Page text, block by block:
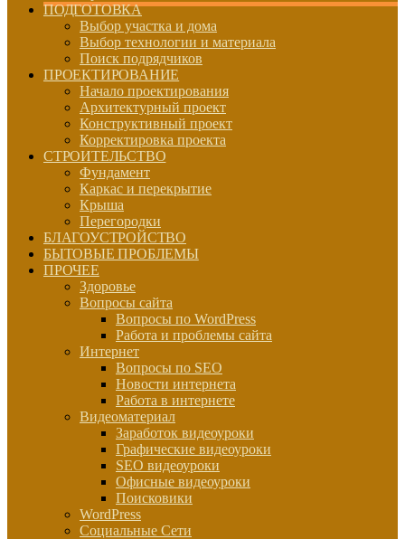
ПОДГОТОВКА
Выбор участка и дома
Выбор технологии и материала
Поиск подрядчиков
ПРОЕКТИРОВАНИЕ
Начало проектирования
Архитектурный проект
Конструктивный проект
Корректировка проекта
СТРОИТЕЛЬСТВО
Фундамент
Каркас и перекрытие
Крыша
Перегородки
БЛАГОУСТРОЙСТВО
БЫТОВЫЕ ПРОБЛЕМЫ
ПРОЧЕЕ
Здоровье
Вопросы сайта
Вопросы по WordPress
Работа и проблемы сайта
Интернет
Вопросы по SEO
Новости интернета
Работа в интернете
Видеоматериал
Заработок видеоуроки
Графические видеоуроки
SEO видеоуроки
Офисные видеоуроки
Поисковики
WordPress
Социальные Сети